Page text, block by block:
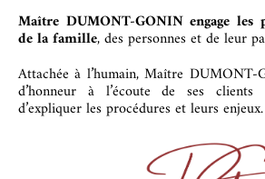
Maître DUMONT-GONIN engage les
de la famille, des personnes et de leur
Attachée à l’humain, Maître
d’honneur à l’écoute de ses
d’expliquer les procédures et leurs enjeux.